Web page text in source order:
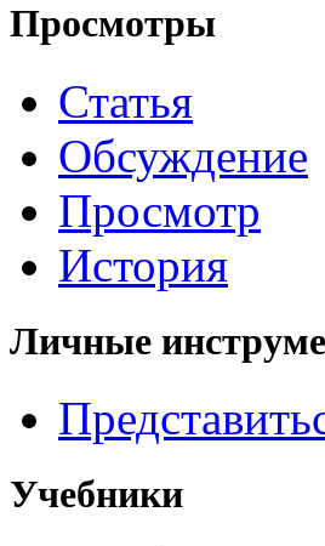
Просмотры
Статья
Обсуждение
Просмотр
История
Личные
Учебники